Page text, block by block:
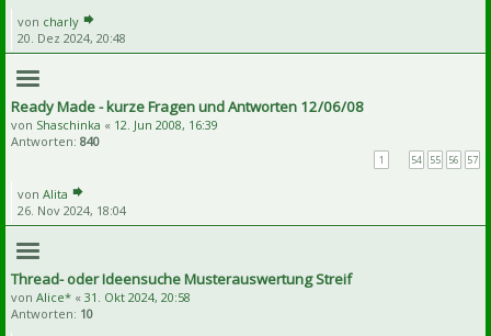
von charly
20. Dez 2024, 20:48
Ready Made - kurze Fragen und Antworten 12/06/08
von Shaschinka « 12. Jun 2008, 16:39
Antworten: 840
1 54 55 56 57
von Alita
26. Nov 2024, 18:04
Thread- oder Ideensuche Musterauswertung Streif
von Alice* « 31. Okt 2024, 20:58
Antworten: 10